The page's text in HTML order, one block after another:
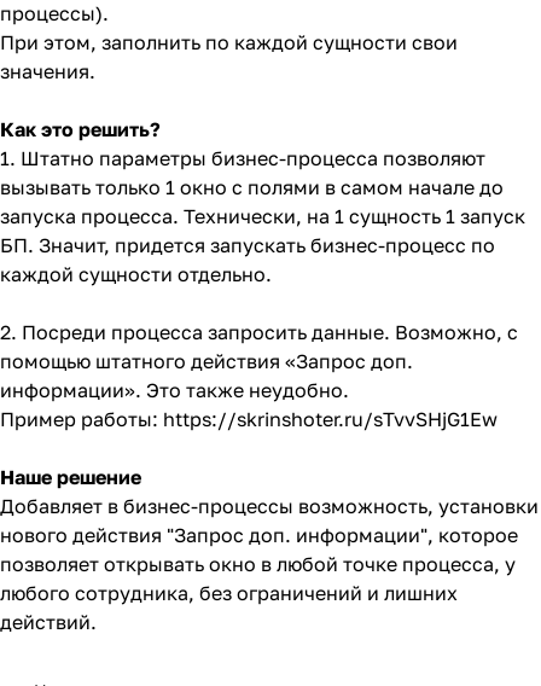
процессы).
При этом, заполнить по каждой сущности свои
значения.
Как это решить?
1. Штатно параметры бизнес-процесса позволяют
вызывать только 1 окно с полями в самом начале до
запуска процесса. Технически, на 1 сущность 1 запуск
БП. Значит, придется запускать бизнес-процесс по
каждой сущности отдельно.
2. Посреди процесса запросить данные. Возможно, с
помощью штатного действия «Запрос доп.
информации». Это также неудобно.
Пример работы: https://skrinshoter.ru/sTvvSHjG1Ew
Наше решение
Добавляет в бизнес-процессы возможность, установки
нового действия "Запрос доп. информации", которое
позволяет открывать окно в любой точке процесса, у
любого сотрудника, без ограничений и лишних
действий.